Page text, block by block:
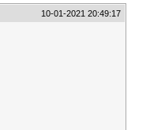
10-01-2021 20:49:17